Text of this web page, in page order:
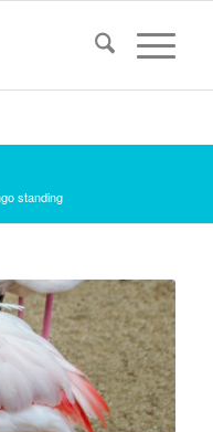
standing